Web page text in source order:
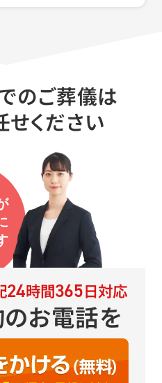
のご葬儀は
ください
24時間365日対応
お電話を